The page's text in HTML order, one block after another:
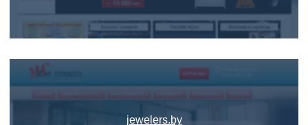
jewelers.by